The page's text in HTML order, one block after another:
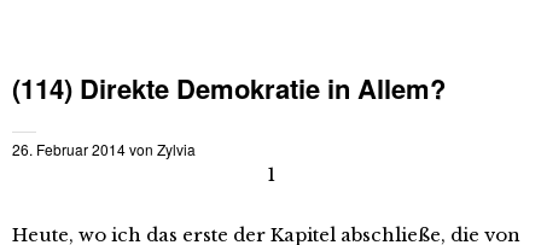
(114) Direkte Demokratie in Allem?
26. Februar 2014von Zylvia
1
Heute, wo ich das erste der Kapitel abschließe, die von